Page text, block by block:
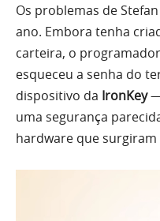
Os problemas de
ano. Embora tenha
carteira, o
esqueceu a senha do
dispositivo da IronKey—
uma segurança
hardware que